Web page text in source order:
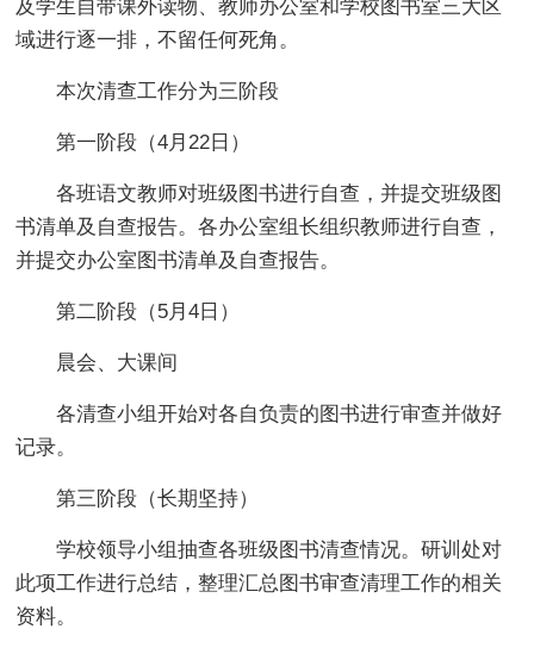
及学生自带课外读物、教师办公室和学校图书室三大区
域进行逐一排，不留任何死角。
本次清查工作分为三阶段
第一阶段（4月22日）
各班语文教师对班级图书进行自查，并提交班级图
书清单及自查报告。各办公室组长组织教师进行自查，
并提交办公室图书清单及自查报告。
第二阶段（5月4日）
晨会、大课间
各清查小组开始对各自负责的图书进行审查并做好
记录。
第三阶段（长期坚持）
学校领导小组抽查各班级图书清查情况。研训处对
此项工作进行总结，整理汇总图书审查清理工作的相关
资料。